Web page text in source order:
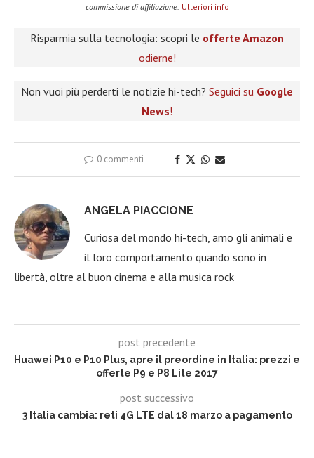
commissione di affiliazione. Ulteriori info
Risparmia sulla tecnologia: scopri le offerte Amazon
odierne!
Non vuoi più perderti le notizie hi-tech? Seguici su Google
News!
0 commenti
ANGELA PIACCIONE
Curiosa del mondo hi-tech, amo gli animali e
il loro comportamento quando sono in
libertà, oltre al buon cinema e alla musica rock
post precedente
Huawei P10 e P10 Plus, apre il preordine in Italia: prezzi e
offerte P9 e P8 Lite 2017
post successivo
3 Italia cambia: reti 4G LTE dal 18 marzo a pagamento